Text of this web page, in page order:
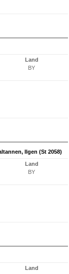
Land
BY
Ilgen (St 2058)
Land
BY
Land